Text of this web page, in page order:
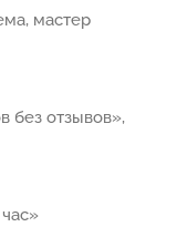
мастер
без отзывов»,